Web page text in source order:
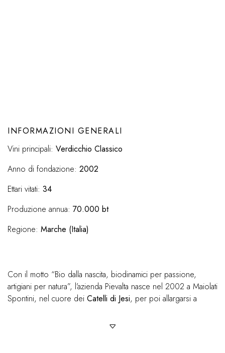
INFORMAZIONI GENERALI
Vini principali: Verdicchio Classico
Anno di fondazione: 2002
Ettari vitati: 34
Produzione annua: 70.000 bt
Regione: Marche (Italia)
Con il motto “Bio dalla nascita, biodinamici per passione,
artigiani per natura”, l’azienda Pievalta nasce nel 2002 a Maiolati
Spontini, nel cuore dei Catelli di Jesi, per poi allargarsi a
dimensioni che fin da subito sceglie di gestire le vigne in